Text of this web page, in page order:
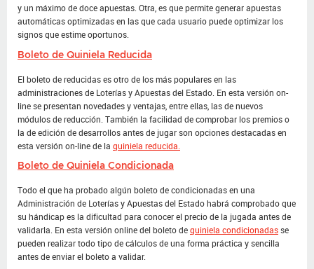
y un máximo de doce apuestas. Otra, es que permite generar apuestas
automáticas optimizadas en las que cada usuario puede optimizar los
signos que estime oportunos.
Boleto de Quiniela Reducida
El boleto de reducidas es otro de los más populares en las
administraciones de Loterías y Apuestas del Estado. En esta versión on-
line se presentan novedades y ventajas, entre ellas, las de nuevos
módulos de reducción. También la facilidad de comprobar los premios o
la de edición de desarrollos antes de jugar son opciones destacadas en
esta versión on-line de la quiniela reducida.
Boleto de Quiniela Condicionada
Todo el que ha probado algún boleto de condicionadas en una
Administración de Loterías y Apuestas del Estado habrá comprobado que
su hándicap es la dificultad para conocer el precio de la jugada antes de
validarla. En esta versión online del boleto de quiniela condicionadas se
pueden realizar todo tipo de cálculos de una forma práctica y sencilla
antes de enviar el boleto a validar.